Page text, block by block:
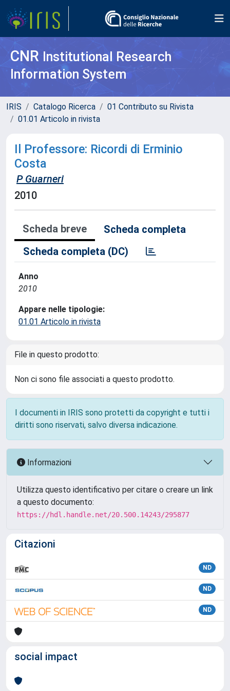
CNR Institutional Research
Information System
IRIS Catalogo Ricerca
01 Contributo su Rivista
01.01 Articolo in rivista
Il Professore: Ricordi di Erminio
Costa
P Guarneri
2010
Scheda breve
Scheda completa
Scheda completa (DC)
Anno
2010
Appare nelle tipologie:
01.01 Articolo in rivista
File in questo prodotto:
Non ci sono file associati a questo prodotto.
I documenti in IRIS sono protetti da copyright e tutti i
diritti sono riservati, salvo diversa indicazione.
Informazioni
Utilizza questo identificativo per citare o creare un link
a questo documento:
https://hdl.handle.net/20.500.14243/295877
Citazioni
ND
ND
ND
social impact